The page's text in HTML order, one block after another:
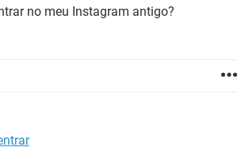
EXCEL
no meu Instagram antigo?